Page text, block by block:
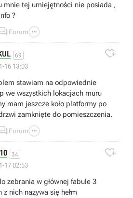
mnie tej umiejętności nie posiada ,
?
Forum 
69
16 13:03

stawiam na odpowiednie
we wszystkich lokacjach muru
mam jeszcze koło platformy po
zamknięte do pomieszczenia.
Forum 
34
17 02:53

zebrania w głównej fabule 3
z nich nazywa się hełm